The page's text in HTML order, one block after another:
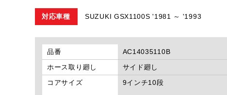
対応車種 SUZUKI GSX1100S '1981 ～ '1993
品番 AC14035110B
ホース取り廻し
サイド廻し
コアサイズ
9インチ10段